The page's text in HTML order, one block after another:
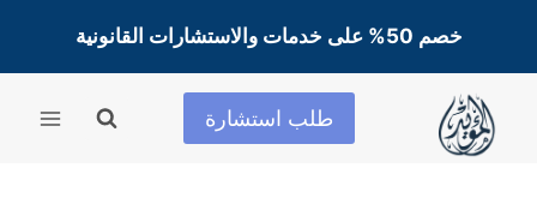
المحتوى
خصم 50% على خدمات والاستشارات القانونية
طلب استشارة